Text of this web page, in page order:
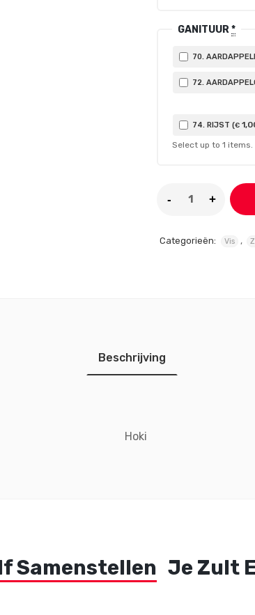
GANITUUR*
70.
72.
74. RIJST (€ 1
Select up to 1 items.
Categorieën: Vis ,
Beschrijving
Hoki
Samenstellen Je Zult